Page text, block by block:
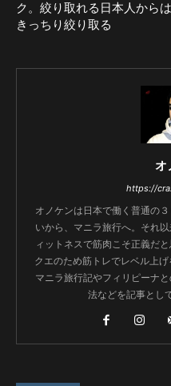
ク。絞り取れる日本人からは
きっちり絞り取る
オ
https://
オノケンは日本で働く普通の
いから、マニラ旅行へ。それ
ィットネスで筋肉こそ正義だ
クエのため筋トレでレベル上げ
マニラ旅行記やフィリピーナ
法などを記事とし